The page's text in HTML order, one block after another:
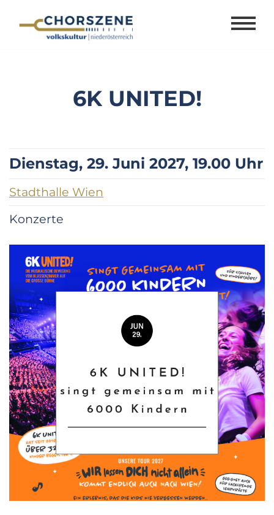
6K UNITED!
Dienstag, 29. Juni 2027, 19.00 Uhr
Stadthalle Wien
Konzerte